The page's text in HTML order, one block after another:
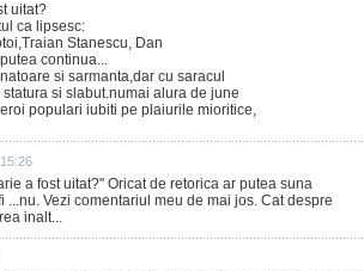
uitat?
ca lipsesc:
Stanescu, Dan
continua...
si sarmanta,dar cu saracul
si slabut.numai alura de june
populari iubiti pe plaiurile mioritice,
a fost uitat?" Oricat de retorica ar putea suna
Vezi comentariul meu de mai jos. Cat despre
inalt...